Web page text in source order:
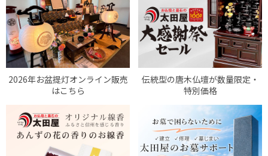
2026年お盆提灯オンライン販売
はこちら
伝統型の唐木仏壇が数量限定・
特別価格